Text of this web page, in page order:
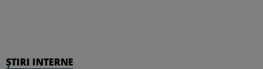
ȘTIRI INTERNE